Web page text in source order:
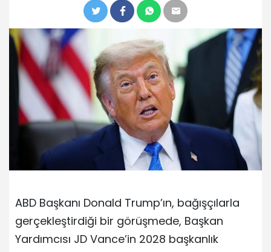
ABD Başkanı Donald Trump’ın, bağışçılarla
gerçekleştirdiği bir görüşmede, Başkan
Yardımcısı JD Vance’in 2028 başkanlık